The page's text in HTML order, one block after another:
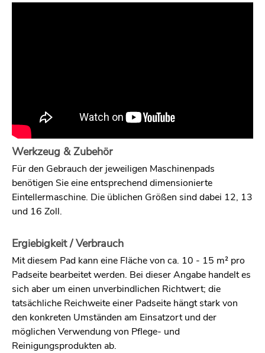
Werkzeug & Zubehör
Für den Gebrauch der jeweiligen Maschinenpads
benötigen Sie eine entsprechend dimensionierte
Eintellermaschine. Die üblichen Größen sind dabei 12, 13
und 16 Zoll.
Ergiebigkeit / Verbrauch
Mit diesem Pad kann eine Fläche von ca. 10 - 15 m² pro
Padseite bearbeitet werden. Bei dieser Angabe handelt es
sich aber um einen unverbindlichen Richtwert; die
tatsächliche Reichweite einer Padseite hängt stark von
den konkreten Umständen am Einsatzort und der
möglichen Verwendung von Pflege- und
Reinigungsprodukten ab.